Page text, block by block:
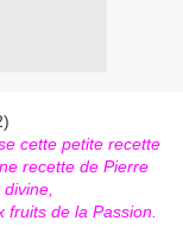
cette petite recette
recette de Pierre
de la Passion.